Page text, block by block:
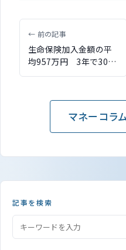
← 前の記事
生命保険加入金額の平
均957万円 3年で300
万円減少 生命保険文
に関する調査」
マネーコラ
記事を検索